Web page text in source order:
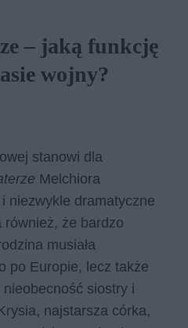
– jaką funkcję
wojny?
stanowi dla
Melchiora
niezwykle dramatyczne
również, że bardzo
musiała
po Europie, lecz także
nieobecność siostry i
najstarsza córka,